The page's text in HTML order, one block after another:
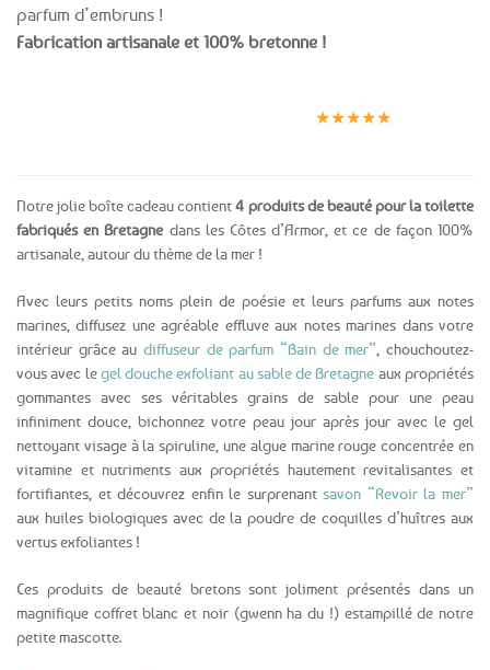
parfum d’embruns !
Fabrication artisanale et 100% bretonne !
★★★★★
Notre jolie boîte cadeau contient4 produits de beauté pour la toilette
fabriqués en Bretagne dans les Côtes d’Armor, et ce de façon 100%
artisanale, autour du thème de la mer !
Avec leurs petits noms plein de poésie et leurs parfums aux notes
marines, diffusez une agréable effluve aux notes marines dans votre
intérieur grâce au diffuseur de parfum “Bain de mer” , chouchoutez-
vous avec legel douche exfoliant au sable de Bretagne aux propriétés
gommantes avec ses véritables grains de sable pour une peau
infiniment douce, bichonnez votre peau jour après jour avec le gel
nettoyant visage à la spiruline, une algue marine rouge concentrée en
vitamine et nutriments aux propriétés hautement revitalisantes et
fortifiantes, et découvrez enfin le surprenantsavon “Revoir la mer”
aux huiles biologiques avec de la poudre de coquilles d’huîtres aux
vertus exfoliantes !
Ces produits de beauté bretons sont joliment présentés dans un
magnifique coffret blanc et noir (gwenn ha du !) estampillé de notre
petite mascotte.